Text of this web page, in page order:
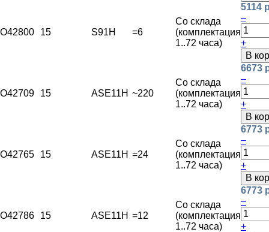
O42800 15 S91H =6
Со склада
(комплектация
1..72 часа)
5114
–
+
В
O42709 15 ASE11H ~220
Со склада
(комплектация
1..72 часа)
6673
–
+
В
O42765 15 ASE11H =24
Со склада
(комплектация
1..72 часа)
6773
–
+
В
O42786 15 ASE11H =12
Со склада
(комплектация
1..72 часа)
6773
–
+